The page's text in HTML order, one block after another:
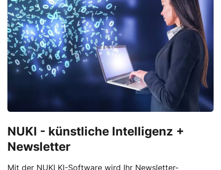
NUKI - künstliche Intelligenz +
Newsletter
Mit der NUKI KI-Software wird Ihr Newsletter-